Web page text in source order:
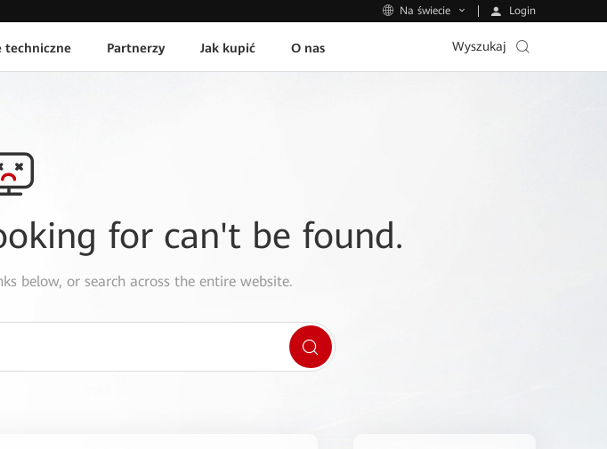
Na świecie Login
techniczne Partnerzy Jak kupić O nas Wyszukaj
for can't be found.
below, or search across the entire website.